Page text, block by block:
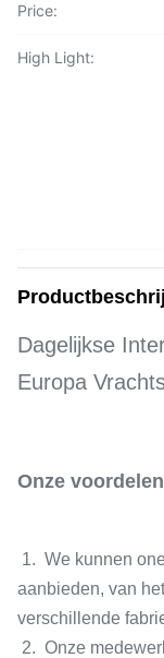
Price:
High Light:
Dagelijkse
Europa
Onze voordelen
1. We kunnen
aanbieden, van
verschillende
2. Onze